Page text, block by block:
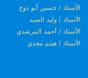
الأستاذ / حسين أبو دوح
الأستاذ / وليد السيد
الأستاذ / أحمد المرشدي
الأستاذ / هيثم مجدي